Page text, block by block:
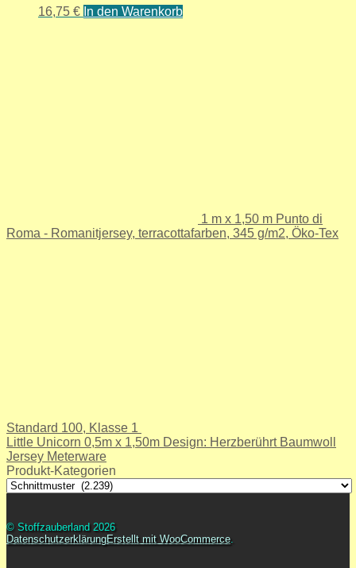
16,75 € In den Warenkorb
1 m x 1,50 m Punto di
Roma - Romanitjersey, terracottafarben, 345 g/m2, Öko-Tex
Standard 100, Klasse 1
Little Unicorn 0,5m x 1,50m Design: Herzberührt Baumwoll
Jersey Meterware
Produkt-Kategorien
© Stoffzauberland 2026
DatenschutzerklärungErstellt mit WooCommerce